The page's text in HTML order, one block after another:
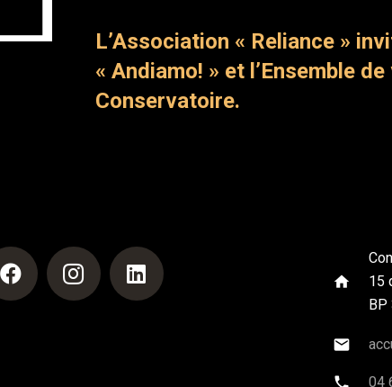
L’Association « Reliance »
« Andiamo! » et l’Ensemble
Conservatoire.
home
15
BP
mail
phone 04